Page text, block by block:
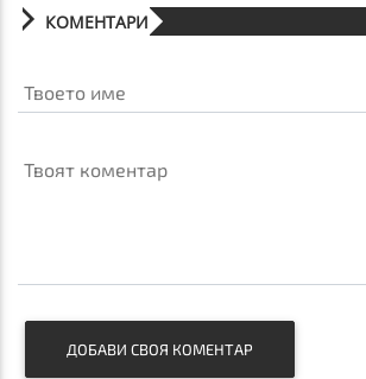
КОМЕНТАРИ
Твоето име
Твоят коментар
ДОБАВИ СВОЯ КОМЕНТАР